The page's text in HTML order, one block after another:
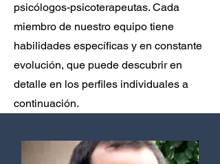
psicólogos-psicoterapeutas. Cada
miembro de nuestro equipo tiene
habilidades específicas y en constante
evolución, que puede descubrir en
detalle en los perfiles individuales a
continuación.